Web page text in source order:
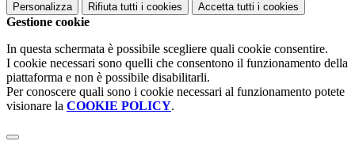
Personalizza Rifiuta tutti i cookies Accetta tutti i cookies
Gestione cookie
In questa schermata è possibile scegliere quali cookie consentire.
I cookie necessari sono quelli che consentono il funzionamento della
piattaforma e non è possibile disabilitarli.
Per conoscere quali sono i cookie necessari al funzionamento potete
visionare la COOKIE POLICY.